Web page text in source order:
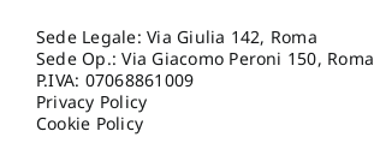
Sede Legale: Via Giulia 142, Roma
Sede Op.: Via Giacomo Peroni 150, Roma
P.IVA: 07068861009
Privacy Policy
Cookie Policy